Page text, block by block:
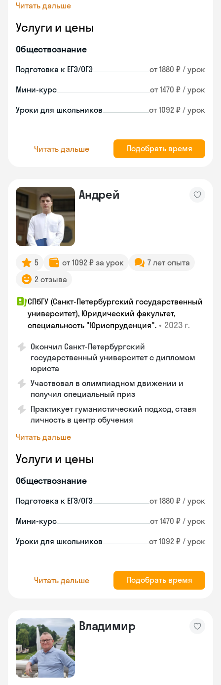
Читать дальше
Услуги и цены
Обществознание
Подготовка к ЕГЭ/ОГЭ от 1880 ₽ / урок
Мини-курс от 1470 ₽ / урок
Уроки для школьников от 1092 ₽ / урок
Читать дальше Подобрать время
Андрей
5 от 1092 ₽ за урок
7 лет опыта
2 отзыва
СПбГУ (Санкт-Петербургский государственный
университет), Юридический факультет,
специальность "Юриспруденция". • 2023 г.
Окончил Санкт-Петербургский
государственный университет с дипломом
юриста
Участвовал в олимпиадном движении и
получил специальный приз
Практикует гуманистический подход, ставя
личность в центр обучения
Читать дальше
Услуги и цены
Обществознание
Подготовка к ЕГЭ/ОГЭ от 1880 ₽ / урок
Мини-курс от 1470 ₽ / урок
Уроки для школьников от 1092 ₽ / урок
Читать дальше Подобрать время
Владимир